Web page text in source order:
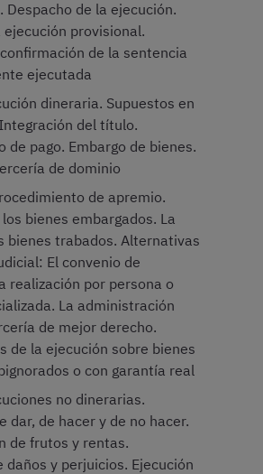
Despacho de la ejecución.
ejecución provisional.
de la sentencia
ejecutada
dineraria. Supuestos en
del título.
de pago. Embargo de bienes.
de dominio
de apremio.
bienes embargados. La
bienes trabados. Alternativas
El convenio de
realización por persona o
La administración
de mejor derecho.
de la ejecución sobre bienes
o con garantía real
no dinerarias.
dar, de hacer y de no hacer.
de frutos y rentas.
daños y perjuicios. Ejecución